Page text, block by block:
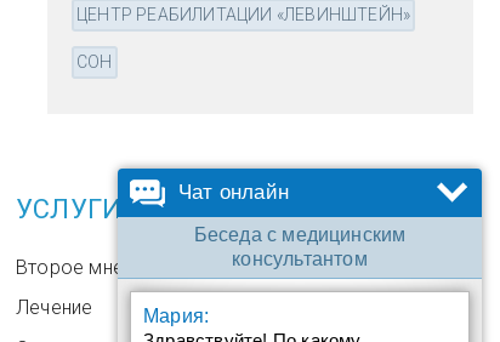
ЦЕНТР РЕАБИЛИТАЦИИ «ЛЕВИНШТЕЙН»
СОН
УСЛУГИ
Второе мнение
Лечение
Чат онлайн
Беседа с медицинским
консультантом
Мария: